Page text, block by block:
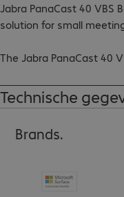
Jabra PanaCast 40 VBS
solution for small
The Jabra PanaCast 40
meeting rooms. With a
quality and easy plug-
Zoom Rooms and
small spaces -
of the box.
Technische
Brands.